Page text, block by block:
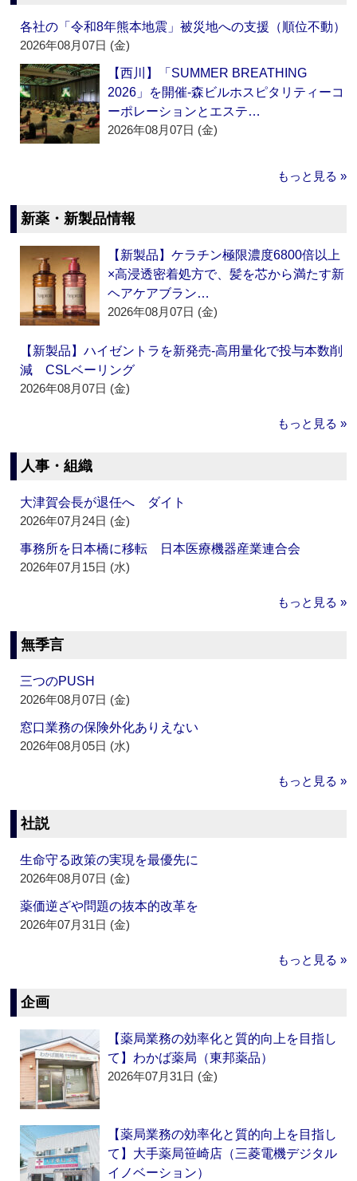
各社の「令和8年熊本地震」被災地への支援（順位不動）
2026年08月07日 (金)
【西川】「SUMMER BREATHING
2026」を開催‐森ビルホスピタリティーコ
ーポレーションとエステ…
2026年08月07日 (金)
もっと見る »
新薬・新製品情報
【新製品】ケラチン極限濃度6800倍以上
×高浸透密着処方で、髪を芯から満たす新
ヘアケアブラン…
2026年08月07日 (金)
【新製品】ハイゼントラを新発売‐高用量化で投与本数削
減 CSLベーリング
2026年08月07日 (金)
もっと見る »
人事・組織
大津賀会長が退任へ ダイト
2026年07月24日 (金)
事務所を日本橋に移転 日本医療機器産業連合会
2026年07月15日 (水)
もっと見る »
無季言
三つのPUSH
2026年08月07日 (金)
窓口業務の保険外化ありえない
2026年08月05日 (水)
もっと見る »
社説
生命守る政策の実現を最優先に
2026年08月07日 (金)
薬価逆ざや問題の抜本的改革を
2026年07月31日 (金)
もっと見る »
企画
【薬局業務の効率化と質的向上を目指し
て】わかば薬局（東邦薬品）
2026年07月31日 (金)
【薬局業務の効率化と質的向上を目指し
て】大手薬局笹崎店（三菱電機デジタル
イノベーション）